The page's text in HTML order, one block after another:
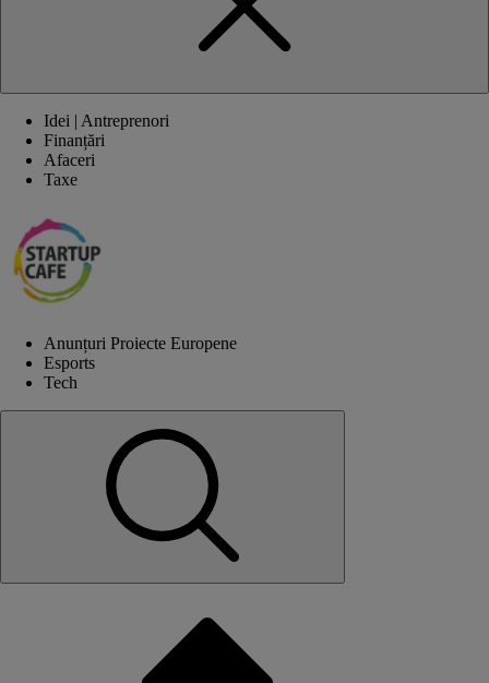
Idei | Antreprenori
Finanțări
Afaceri
Taxe
Anunțuri Proiecte Europene
Esports
Tech